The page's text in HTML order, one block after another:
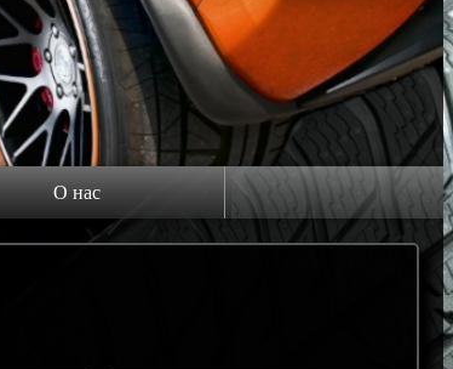
Акция!!!
О нас
шин Б/У